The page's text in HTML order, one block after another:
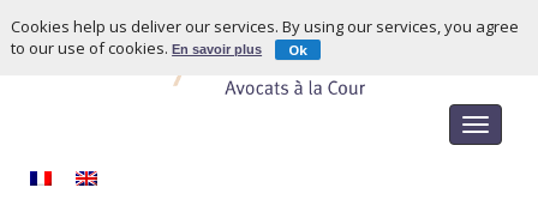
Toggle
Cookies help us deliver our services. By using our services, you agree
to our use of cookies.En savoir plus Ok